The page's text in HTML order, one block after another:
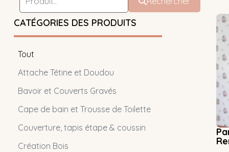
CATÉGORIES DES PRODUITS
Attache Tétine et Doudou
Bavoir et Couverts Gravés
Cape de bain et Trousse de Toilette
Couverture, tapis étape & coussin
Création Bois
Tout